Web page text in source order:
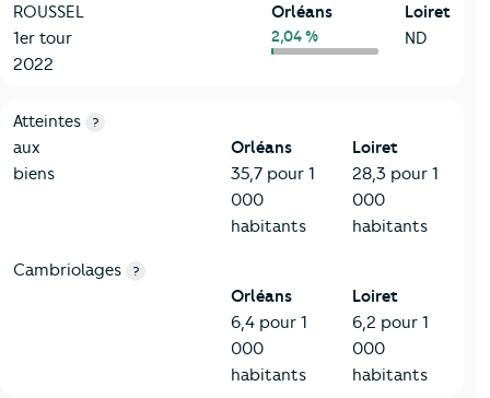
ROUSSEL
1er tour
2022
Orléans
2,04 %
Loiret
ND
7-Sécurité
Critères
Atteintes
aux
biens
?
Orléans
35,7 pour 1
000
habitants
Loiret
28,3 pour 1
000
habitants
Cambriolages ?
Orléans
6,4 pour 1
000
habitants
Loiret
6,2 pour 1
000
habitants